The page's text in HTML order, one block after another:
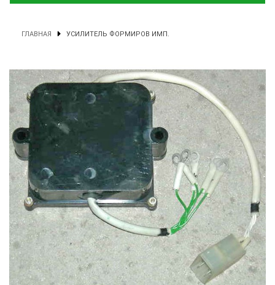
ГЛАВНАЯ УСИЛИТЕЛЬ ФОРМИРОВ ИМП.